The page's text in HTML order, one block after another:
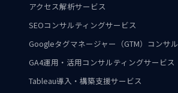
アクセス解析サービス
SEOコンサルティングサービス
Googleタグマネージャー（GTM）コンサ
GA4運用・活用コンサルティングサービス
Tableau導入・構築支援サービス